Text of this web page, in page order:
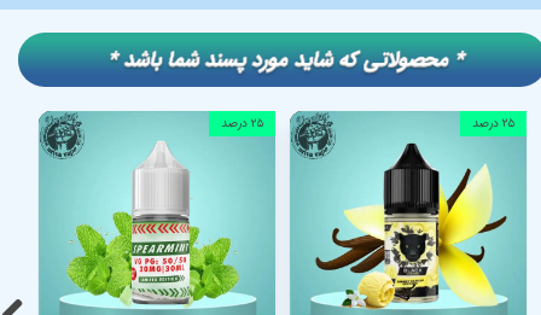
۲۵ درصد ۲۵ درصد
​​* محصولاتی که شاید مورد پسند شما باشد *